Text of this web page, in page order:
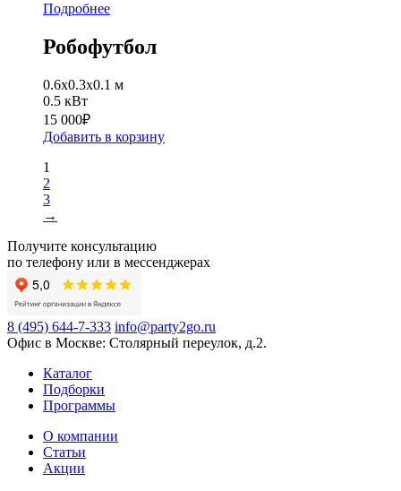
Подробнее
Робофутбол
0.6х0.3х0.1 м
0.5 кВт
15 000₽
Добавить в корзину
1
2
3
→
Получите консультацию
по телефону или в мессенджерах
8 (495) 644-7-333 info@party2go.ru
Офис в Москве: Столярный переулок, д.2.
Каталог
Подборки
Программы
О компании
Статьи
Акции